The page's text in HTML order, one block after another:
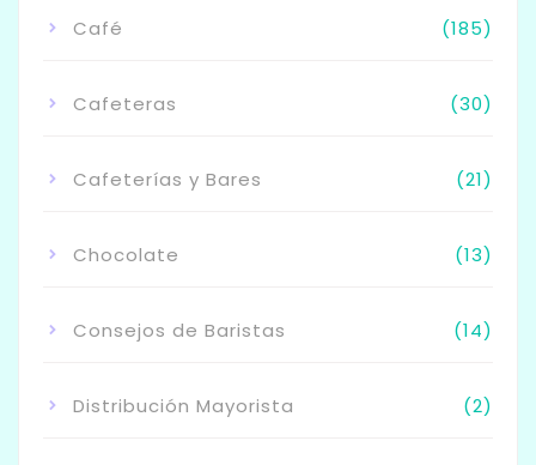
Café (185)
Cafeteras (30)
Cafeterías y Bares (21)
Chocolate (13)
Consejos de Baristas (14)
Distribución Mayorista (2)